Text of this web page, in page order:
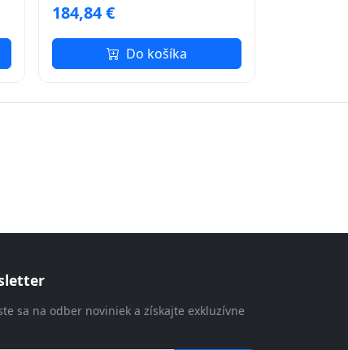
184,84 €
Do košíka
sa na odber noviniek a získajte exkluzívne